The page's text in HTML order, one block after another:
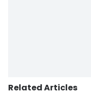
Related Articles